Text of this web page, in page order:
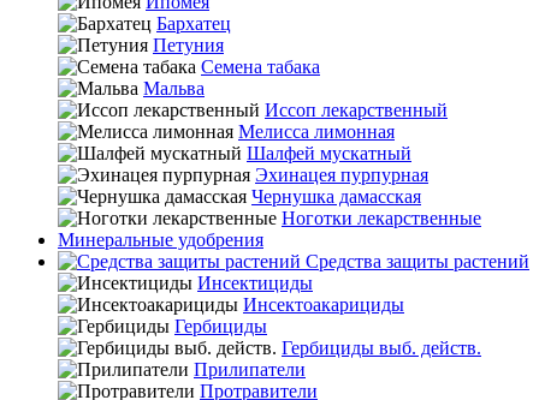
Бархатец
Петуния
Семена табака
Мальва
Иссоп лекарственный
Мелисса лимонная
Шалфей мускатный
Эхинацея пурпурная
Чернушка дамасская
Ноготки лекарственные
Минеральные удобрения
Средства защиты растений
Инсектициды
Инсектоакарициды
Гербициды
Гербициды выб. действ.
Прилипатели
Протравители